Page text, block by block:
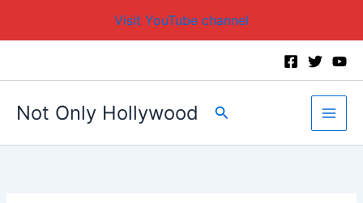
Visit YouTube channel
Not Only Hollywood Search